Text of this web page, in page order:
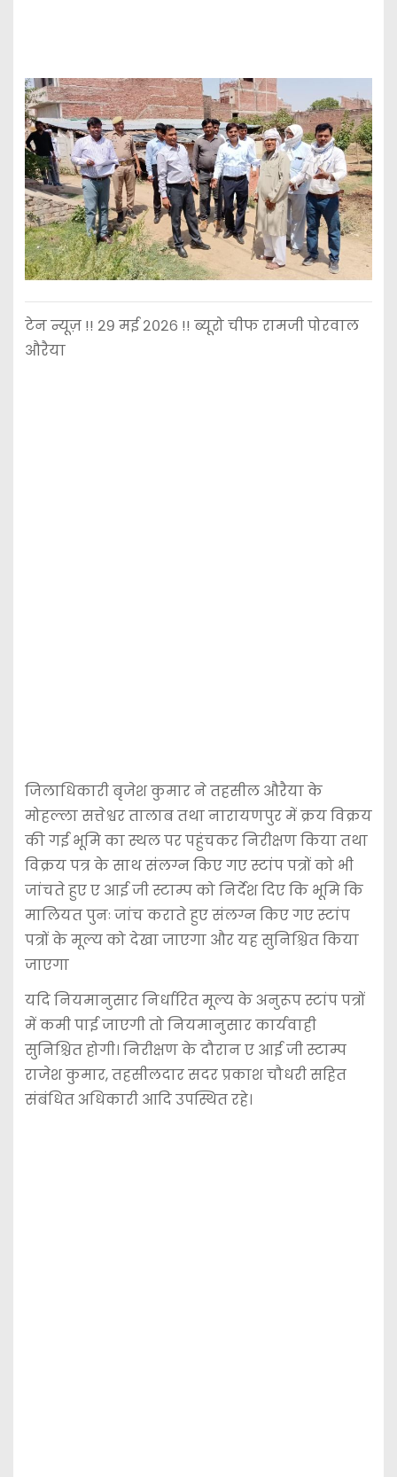
टेन न्यूज़ !! २९ मई २०२६ !! ब्यूरो चीफ रामजी पोरवाल
औरैया
जिलाधिकारी बृजेश कुमार ने तहसील औरैया के
मोहल्ला सत्तेश्वर तालाब तथा नारायणपुर में क्रय विक्रय
की गई भूमि का स्थल पर पहुंचकर निरीक्षण किया तथा
विक्रय पत्र के साथ संलग्न किए गए स्टांप पत्रों को भी
जांचते हुए ए आई जी स्टाम्प को निर्देश दिए कि भूमि कि
मालियत पुनः जांच कराते हुए संलग्न किए गए स्टांप
पत्रों के मूल्य को देखा जाएगा और यह सुनिश्चित किया
जाएगा
यदि नियमानुसार निर्धारित मूल्य के अनुरूप स्टांप पत्रों
में कमी पाई जाएगी तो नियमानुसार कार्यवाही
सुनिश्चित होगी। निरीक्षण के दौरान ए आई जी स्टाम्प
राजेश कुमार, तहसीलदार सदर प्रकाश चौधरी सहित
संबंधित अधिकारी आदि उपस्थित रहे।